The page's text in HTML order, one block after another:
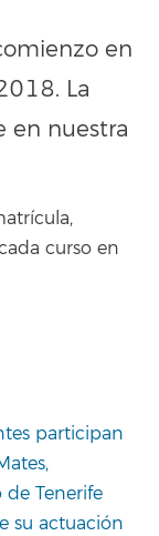
en
La
en nuestra
curso en
participan
de Tenerife
su actuación